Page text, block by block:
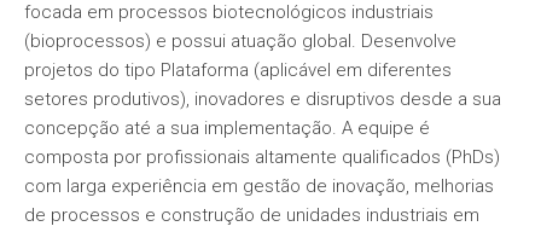
focada em processos biotecnológicos industriais
(bioprocessos) e possui atuação global. Desenvolve
projetos do tipo Plataforma (aplicável em diferentes
setores produtivos), inovadores e disruptivos desde a sua
concepção até a sua implementação. A equipe é
composta por profissionais altamente qualificados (PhDs)
com larga experiência em gestão de inovação, melhorias
de processos e construção de unidades industriais em